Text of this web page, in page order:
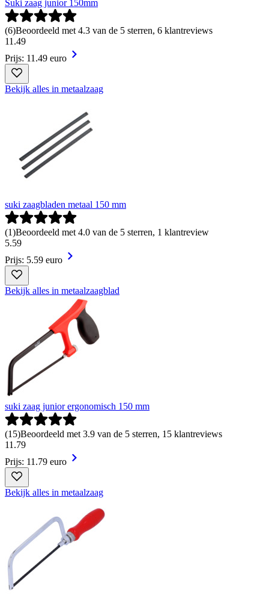
Suki zaag junior 150mm
(6)Beoordeeld met 4.3 van de 5 sterren, 6 klantreviews
11 .49
Prijs: 11.49 euro
Bekijk alles in metaalzaag
suki zaagbladen metaal 150 mm
(1)Beoordeeld met 4.0 van de 5 sterren, 1 klantreview
5.59
Prijs: 5.59 euro
Bekijk alles in metaalzaagblad
suki zaag junior ergonomisch 150 mm
(15)Beoordeeld met 3.9 van de 5 sterren, 15 klantreviews
11 .79
Prijs: 11.79 euro
Bekijk alles in metaalzaag